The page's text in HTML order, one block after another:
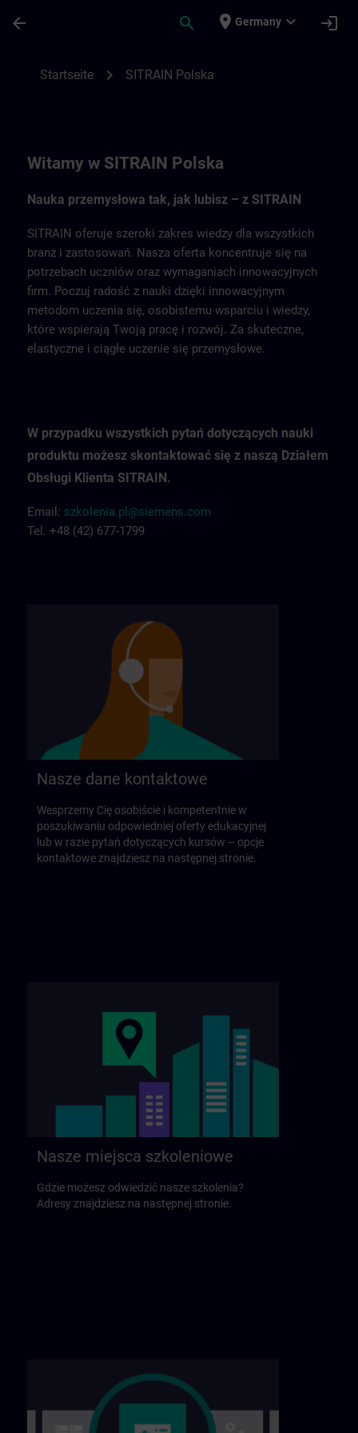
arrow_back search place Germany expand_more login
Startseite chevron_right SITRAIN Polska
Witamy w SITRAIN Polska
Nauka przemysłowa tak, jak lubisz – z SITRAIN
SITRAIN oferuje szeroki zakres wiedzy dla wszystkich
branż i zastosowań. Nasza oferta koncentruje się na
potrzebach uczniów oraz wymaganiach innowacyjnych
firm. Poczuj radość z nauki dzięki innowacyjnym
metodom uczenia się, osobistemu wsparciu i wiedzy,
które wspierają Twoją pracę i rozwój. Za skuteczne,
elastyczne i ciągłe uczenie się przemysłowe.
W przypadku wszystkich pytań dotyczących nauki
produktu możesz skontaktować się z naszą Działem
Obsługi Klienta SITRAIN.
Email: szkolenia.pl@siemens.com
Tel. +48 (42) 677-1799
Nasze dane kontaktowe
Wesprzemy Cię osobiście i kompetentnie w
poszukiwaniu odpowiedniej oferty edukacyjnej
lub w razie pytań dotyczących kursów – opcje
kontaktowe znajdziesz na następnej stronie.
Nasze miejsca szkoleniowe
Gdzie możesz odwiedzić nasze szkolenia?
Adresy znajdziesz na następnej stronie.